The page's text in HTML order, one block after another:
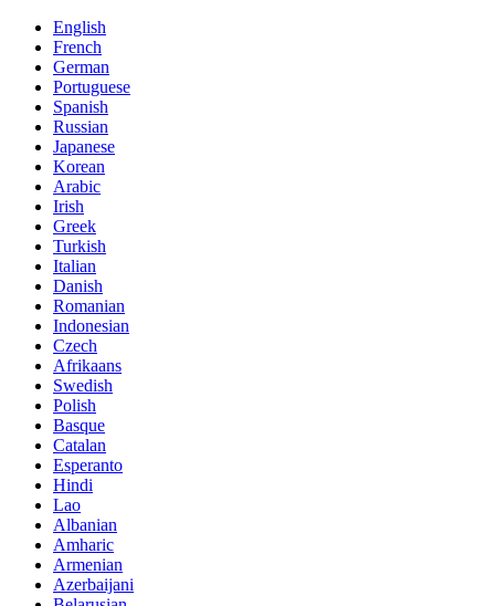
English
French
German
Portuguese
Spanish
Russian
Japanese
Korean
Arabic
Irish
Greek
Turkish
Italian
Danish
Romanian
Indonesian
Czech
Afrikaans
Swedish
Polish
Basque
Catalan
Esperanto
Hindi
Lao
Albanian
Amharic
Armenian
Azerbaijani